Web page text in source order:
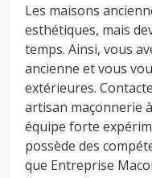
Les maisons
esthétiques, mais
temps. Ainsi, vous
ancienne et vous
extérieures.
artisan maçonnerie
équipe forte
possède des
que Entreprise